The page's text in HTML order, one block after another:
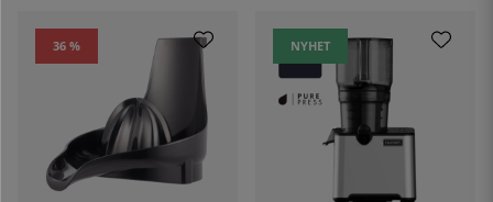
36 % NYHET